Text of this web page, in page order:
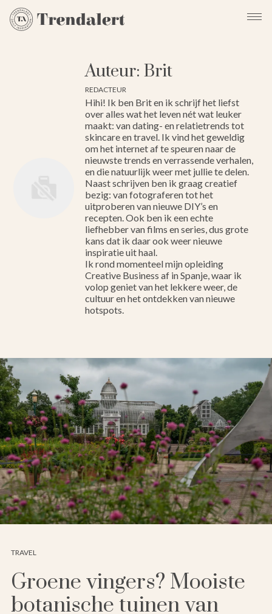
Auteur: Brit
REDACTEUR
Hihi! Ik ben Brit en ik schrijf het liefst
over alles wat het leven nét wat leuker
maakt: van dating- en relatietrends tot
skincare en travel. Ik vind het geweldig
om het internet af te speuren naar de
nieuwste trends en verrassende verhalen,
en die natuurlijk weer met jullie te delen.
Naast schrijven ben ik graag creatief
bezig: van fotograferen tot het
uitproberen van nieuwe DIY’s en
recepten. Ook ben ik een echte
liefhebber van films en series, dus grote
kans dat ik daar ook weer nieuwe
inspiratie uit haal.
Ik rond momenteel mijn opleiding
Creative Business af in Spanje, waar ik
volop geniet van het lekkere weer, de
cultuur en het ontdekken van nieuwe
hotspots.
TRAVEL
Groene vingers? Mooiste
botanische tuinen van